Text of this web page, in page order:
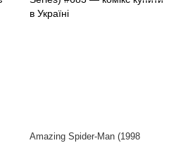
Amazing Spider-Man (1998